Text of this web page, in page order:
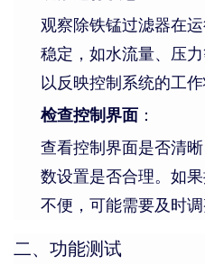
观察除铁锰过滤器在
稳定，如水流量、压
以反映控制系统的工作
检查控制界面 ：
查看控制界面是否清
数设置是否合理。如
不便，可能需要及时调
二、功能测试